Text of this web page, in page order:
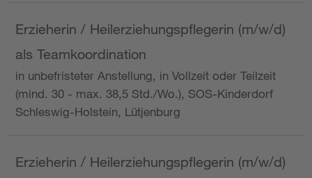
Erzieherin / Heilerziehungspflegerin (m/w/d)
als Teamkoordination
in unbefristeter Anstellung, in Vollzeit oder Teilzeit
(mind. 30 - max. 38,5 Std./Wo.), SOS-Kinderdorf
Schleswig-Holstein, Lütjenburg
Erzieherin / Heilerziehungspflegerin (m/w/d)